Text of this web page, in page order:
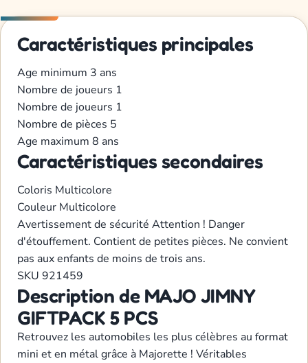
Caractéristiques principales
Age minimum 3 ans
Nombre de joueurs 1
Nombre de joueurs 1
Nombre de pièces 5
Age maximum 8 ans
Caractéristiques secondaires
Coloris Multicolore
Couleur Multicolore
Avertissement de sécurité Attention ! Danger
d'étouffement. Contient de petites pièces. Ne convient
pas aux enfants de moins de trois ans.
SKU 921459
Description de MAJO JIMNY
GIFTPACK 5 PCS
Retrouvez les automobiles les plus célèbres au format
mini et en métal grâce à Majorette ! Véritables